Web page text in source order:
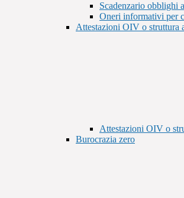
Scadenzario obblighi
Oneri informativi per
Attestazioni OIV o struttura
Attestazioni OIV o
Burocrazia zero